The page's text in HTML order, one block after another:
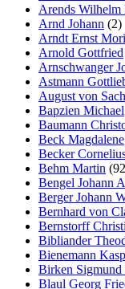
Arends Wilhelm
Arnd Johann (2)
Arndt Ernst
Arnold Gottfried
Arnschwanger
Astmann
August von
Bapzien Michael
Baumann
Beck Magdalene
Becker
Behm Martin
Bengel Johann
Berger Johann
Bernhard von
Bernstorff
Bibliander
Bienemann
Birken Sigmund
Blaul Georg